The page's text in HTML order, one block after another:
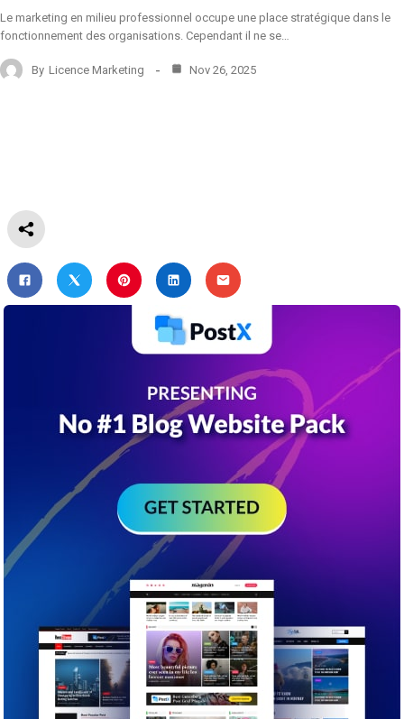
Le marketing en milieu professionnel occupe une place stratégique dans le
fonctionnement des organisations. Cependant il ne se…
By Licence Marketing Nov 26, 2025